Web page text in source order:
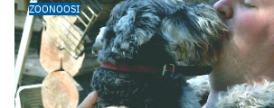
ZOONOOSI